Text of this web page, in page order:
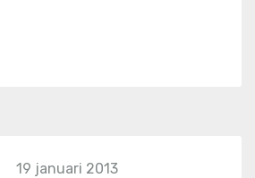
19 januari 2013